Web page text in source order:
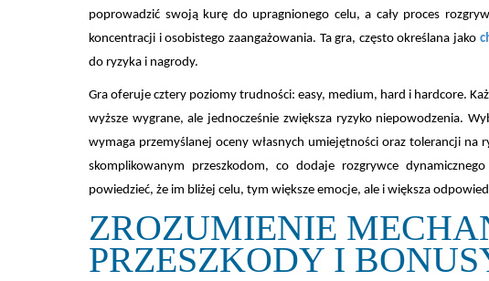
poprowadzić swoją kurę do upragnionego celu, a cały proces
koncentracji i osobistego zaangażowania. Ta gra, często określana jako
do ryzyka i nagrody.
Gra oferuje cztery poziomy trudności: easy, medium, hard i hardcore.
wyższe wygrane, ale jednocześnie zwiększa ryzyko niepowodzenia.
wymaga przemyślanej oceny własnych umiejętności oraz tolerancji na
skomplikowanym przeszkodom, co dodaje rozgrywce
powiedzieć, że im bliżej celu, tym większe emocje, ale i większa
ZROZUMIENIE
PRZESZKODY I